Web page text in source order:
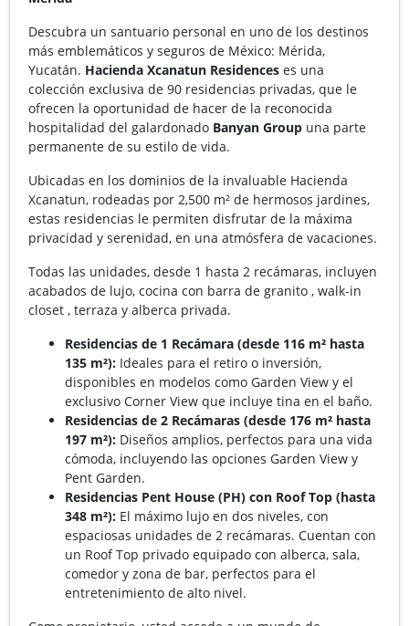
Descubra un santuario personal en uno de los destinos
más emblemáticos y seguros de México: Mérida,
Yucatán. Hacienda Xcanatun Residences es una
colección exclusiva de 90 residencias privadas, que le
ofrecen la oportunidad de hacer de la reconocida
hospitalidad del galardonado Banyan Group una parte
permanente de su estilo de vida.
Ubicadas en los dominios de la invaluable Hacienda
Xcanatun, rodeadas por 2,500 m² de hermosos jardines,
estas residencias le permiten disfrutar de la máxima
privacidad y serenidad, en una atmósfera de vacaciones.
Todas las unidades, desde 1 hasta 2 recámaras, incluyen
acabados de lujo, cocina con barra de granito , walk-in
closet , terraza y alberca privada.
Residencias de 1 Recámara (desde 116 m² hasta
135 m²): Ideales para el retiro o inversión,
disponibles en modelos como Garden View y el
exclusivo Corner View que incluye tina en el baño.
Residencias de 2 Recámaras (desde 176 m² hasta
197 m²): Diseños amplios, perfectos para una vida
cómoda, incluyendo las opciones Garden View y
Pent Garden.
Residencias Pent House (PH) con Roof Top (hasta
348 m²): El máximo lujo en dos niveles, con
espaciosas unidades de 2 recámaras. Cuentan con
un Roof Top privado equipado con alberca, sala,
comedor y zona de bar, perfectos para el
entretenimiento de alto nivel.